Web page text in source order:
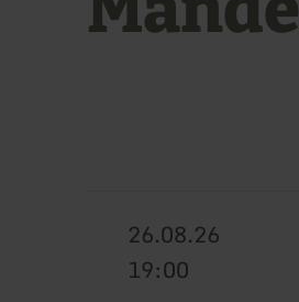
26.08.26
19:00